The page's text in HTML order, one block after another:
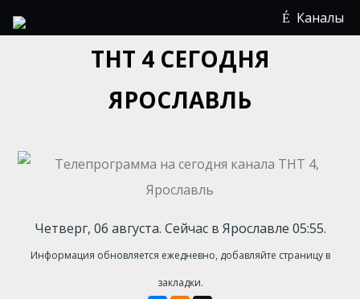
Каналы
ТНТ 4 СЕГОДНЯ
ЯРОСЛАВЛЬ
Четверг, 06 августа. Сейчас в Ярославле 05:55.
Информация обновляется ежедневно, добавляйте страницу в
закладки.